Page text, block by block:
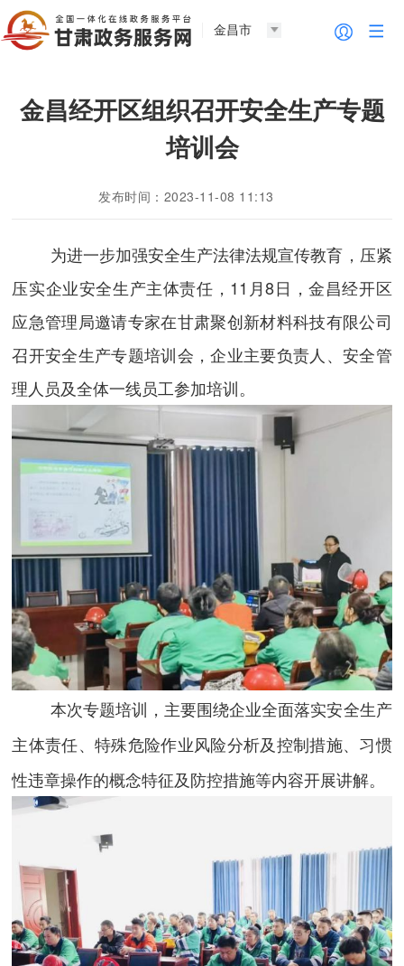
金昌市
金昌经开区组织召开安全生产专题
培训会
发布时间：2023-11-08 11:13
为进一步加强安全生产法律法规宣传教育，压紧
压实企业安全生产主体责任，11月8日，金昌经开区
应急管理局邀请专家在甘肃聚创新材料科技有限公司
召开安全生产专题培训会，企业主要负责人、安全管
理人员及全体一线员工参加培训。
本次专题培训，主要围绕企业全面落实安全生产
主体责任、特殊危险作业风险分析及控制措施、习惯
性违章操作的概念特征及防控措施等内容开展讲解。